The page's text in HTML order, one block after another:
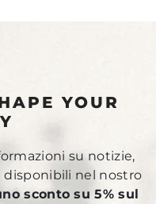
YOUR
su notizie,
disponibili nel nostro
sconto su 5% sul